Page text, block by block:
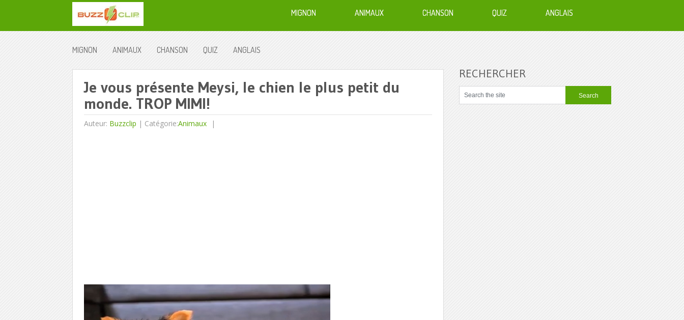
MIGNON ANIMAUX CHANSON QUIZ ANGLAIS
MIGNON ANIMAUX CHANSON QUIZ ANGLAIS
Je vous présente Meysi, le chien le plus petit du
monde. TROP MIMI!
Auteur: Buzzclip | Catégorie:Animaux
RECHERCHER